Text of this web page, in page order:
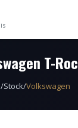
T-Roc
/Stock/Volkswagen